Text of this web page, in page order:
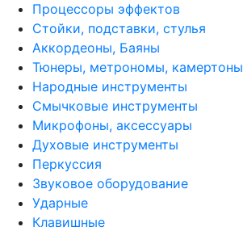
Процессоры эффектов
Стойки, подставки, стулья
Аккордеоны, Баяны
Тюнеры, метрономы, камертоны
Народные инструменты
Смычковые инструменты
Микрофоны, аксессуары
Духовые инструменты
Перкуссия
Звуковое оборудование
Ударные
Клавишные